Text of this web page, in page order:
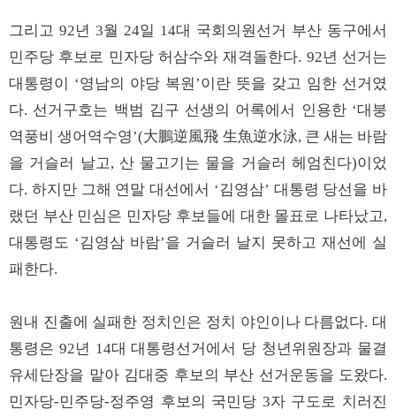
그리고 92년 3월 24일 14대 국회의원선거 부산 동구에서
민주당 후보로 민자당 허삼수와 재격돌한다. 92년 선거는
대통령이 ‘영남의 야당 복원’이란 뜻을 갖고 임한 선거였
다. 선거구호는 백범 김구 선생의 어록에서 인용한 ‘대붕
역풍비 생어역수영’(大鵬逆風飛 生魚逆水泳, 큰 새는 바람
을 거슬러 날고, 산 물고기는 물을 거슬러 헤엄친다)이었
다. 하지만 그해 연말 대선에서 ‘김영삼’ 대통령 당선을 바
랬던 부산 민심은 민자당 후보들에 대한 몰표로 나타났고,
대통령도 ‘김영삼 바람’을 거슬러 날지 못하고 재선에 실
패한다.
원내 진출에 실패한 정치인은 정치 야인이나 다름없다. 대
통령은 92년 14대 대통령선거에서 당 청년위원장과 물결
유세단장을 맡아 김대중 후보의 부산 선거운동을 도왔다.
민자당-민주당-정주영 후보의 국민당 3자 구도로 치러진